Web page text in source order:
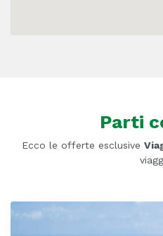
Parti
Ecco le offerte esclusive